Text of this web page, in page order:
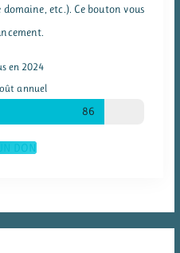
etc.). Ce bouton vous
en 2024
annuel
86
DON